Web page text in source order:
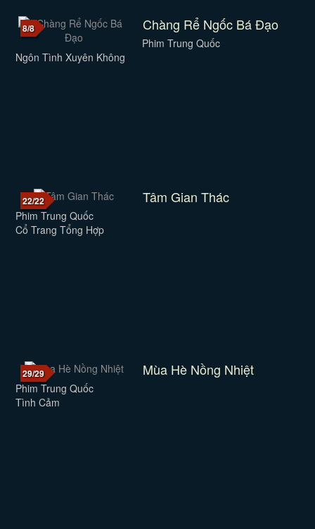
8/8 Chàng Rể Ngốc Bá Đạo
Phim Trung Quốc
Ngôn Tình Xuyên Không
22/22 Tâm Gian Thác
Phim Trung Quốc
Cổ Trang Tổng Hợp
29/29 Mùa Hè Nồng Nhiệt
Phim Trung Quốc
Tình Cảm